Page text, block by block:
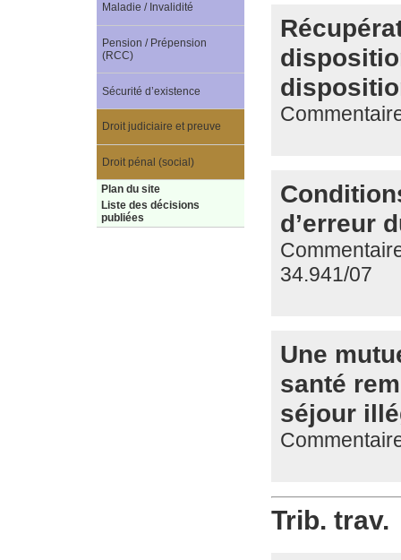
d’erreur
34.941/07
Une
santé
séjour
Trib. trav.
Maladie / Invalidité
Pension / Prépension
(RCC)
Sécurité d’existence
Droit judiciaire et preuve
Droit pénal (social)
Plan du site
Liste des décisions
publiées